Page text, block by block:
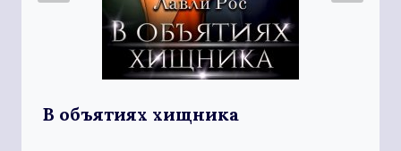
В объятиях хищника